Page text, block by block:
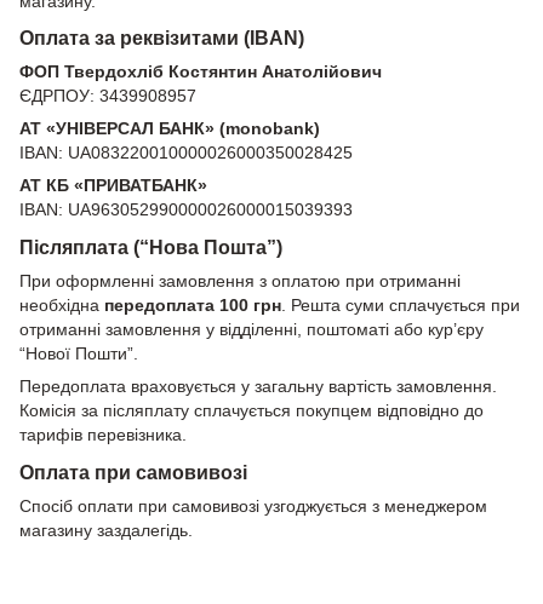
Оплата за реквізитами (IBAN)
ФОП Твердохліб Костянтин Анатолійович
ЄДРПОУ: 3439908957
АТ «УНІВЕРСАЛ БАНК» (monobank)
IBAN: UA083220010000026000350028425
АТ КБ «ПРИВАТБАНК»
IBAN: UA963052990000026000015039393
Післяплата (“Нова Пошта”)
При оформленні замовлення з оплатою при отриманні
необхідна передоплата 100 грн . Решта суми сплачується при
отриманні замовлення у відділенні, поштоматі або кур’єру
“Нової Пошти”.
Передоплата враховується у загальну вартість замовлення.
Комісія за післяплату сплачується покупцем відповідно до
тарифів перевізника.
Оплата при самовивозі
Спосіб оплати при самовивозі узгоджується з менеджером
магазину заздалегідь.